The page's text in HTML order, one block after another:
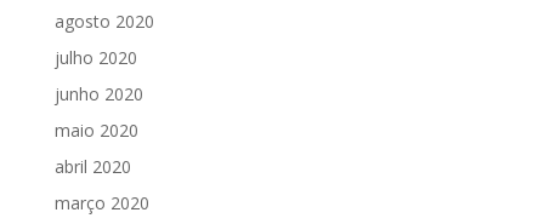
agosto 2020
julho 2020
junho 2020
maio 2020
abril 2020
março 2020